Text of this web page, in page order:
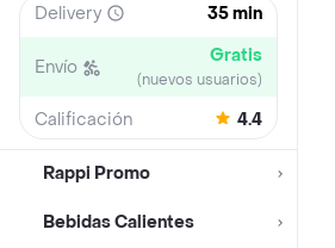
Delivery 35 min
Envío Gratis
(nuevos usuarios)
Calificación 4.4
Rappi Promo
Bebidas Calientes